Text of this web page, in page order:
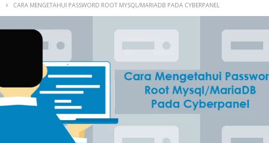
CARA MENGETAHUI PASSWORD ROOT MYSQL/MARIADB PADA CYBERPANEL